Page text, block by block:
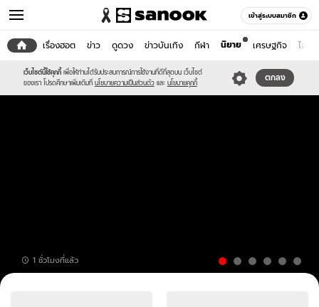
เข้าสู่ระบบสมาชิก
หน้าแรก
เรื่องฮอต ข่าว ดูดวง ข่าวบันเทิง กีฬา เศรษฐกิจ ไลฟ์
นิยาย
เว็บไซต์นี้ใช้คุกกี้ เพื่อให้ท่านได้รับประสบการณ์การใช้งานที่ดีที่สุดบน เว็บไซต์
ของเรา โปรดศึกษาเพิ่มเติมที่ นโยบายความเป็นส่วนตัว และ นโยบายคุกกี้
ตกลง
เลข
เด็ด
1 ชั่วโมงที่แล้ว